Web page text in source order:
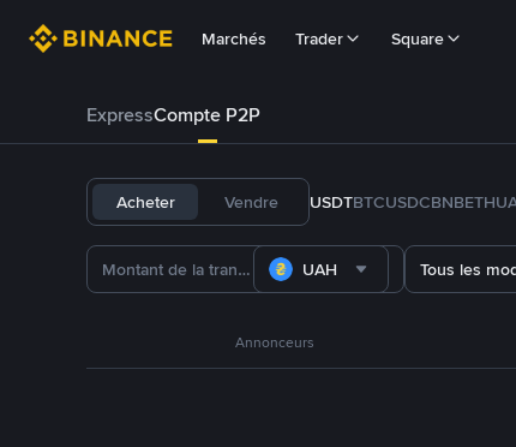
Marchés Trader Square
ExpressCompte P2P
Acheter Vendre USDTBTCUSDCBNBETH
UAH Tous les
Annonceurs